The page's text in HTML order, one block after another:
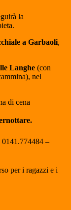
la
a Garbaoli,
Langhe (con
nel
di cena
0141.774484 –
per i ragazzi e i